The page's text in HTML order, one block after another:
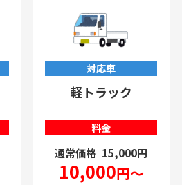
対応車
軽トラック
料金
通常価格 15,000円
10,000円～